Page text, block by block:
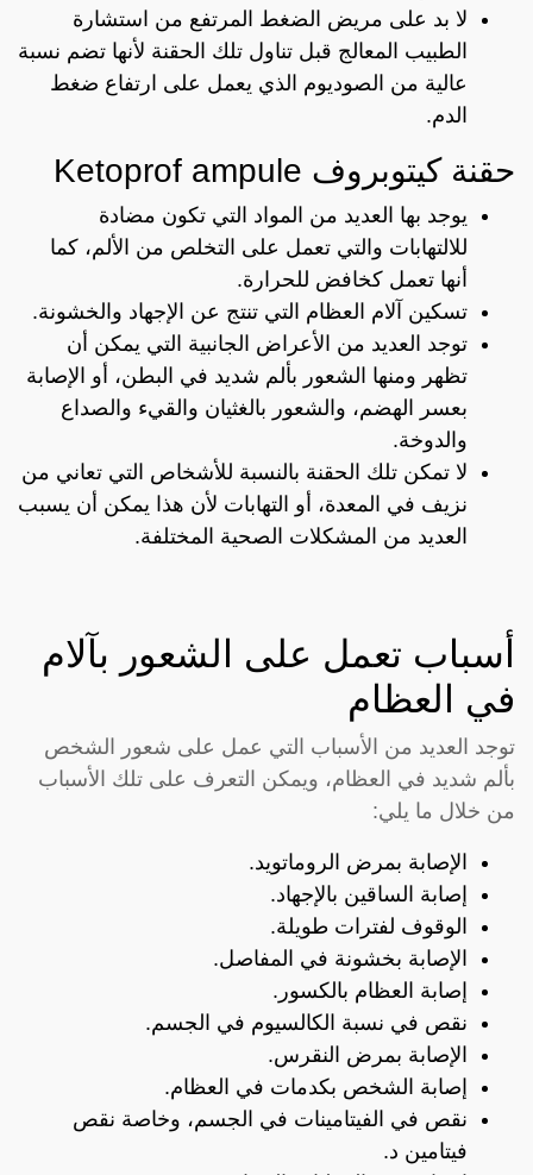
لا بد على مريض الضغط المرتفع من استشارة
الطبيب المعالج قبل تناول تلك الحقنة لأنها تضم نسبة
عالية من الصوديوم الذي يعمل على ارتفاع ضغط
الدم.
حقنة كيتوبروف Ketoprof ampule
يوجد بها العديد من المواد التي تكون مضادة
للالتهابات والتي تعمل على التخلص من الألم، كما
أنها تعمل كخافض للحرارة.
تسكين آلام العظام التي تنتج عن الإجهاد والخشونة.
توجد العديد من الأعراض الجانبية التي يمكن أن
تظهر ومنها الشعور بألم شديد في البطن، أو الإصابة
بعسر الهضم، والشعور بالغثيان والقيء والصداع
والدوخة.
لا تمكن تلك الحقنة بالنسبة للأشخاص التي تعاني من
نزيف في المعدة، أو التهابات لأن هذا يمكن أن يسبب
العديد من المشكلات الصحية المختلفة.
أسباب تعمل على الشعور بآلام
في العظام
توجد العديد من الأسباب التي عمل على شعور الشخص
بألم شديد في العظام، ويمكن التعرف على تلك الأسباب
من خلال ما يلي:
الإصابة بمرض الروماتويد.
إصابة الساقين بالإجهاد.
الوقوف لفترات طويلة.
الإصابة بخشونة في المفاصل.
إصابة العظام بالكسور.
نقص في نسبة الكالسيوم في الجسم.
الإصابة بمرض النقرس.
إصابة الشخص بكدمات في العظام.
نقص في الفيتامينات في الجسم، وخاصة نقص
فيتامين د.